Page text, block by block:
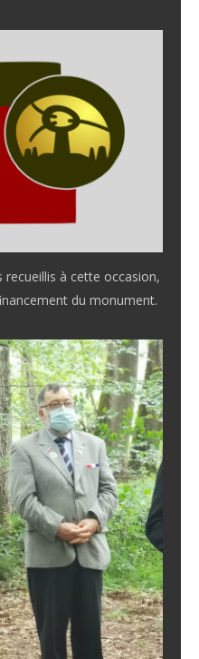
à cette occasion,
du monument.